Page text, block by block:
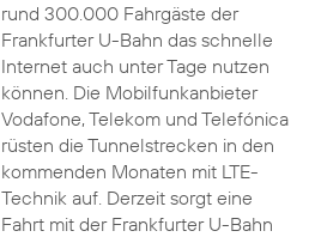
rund 300.000 Fahrgäste der
Frankfurter U-Bahn das schnelle
Internet auch unter Tage nutzen
können. Die Mobilfunkanbieter
Vodafone, Telekom und Telefónica
rüsten die Tunnelstrecken in den
kommenden Monaten mit LTE-
Technik auf. Derzeit sorgt eine
Fahrt mit der Frankfurter U-Bahn